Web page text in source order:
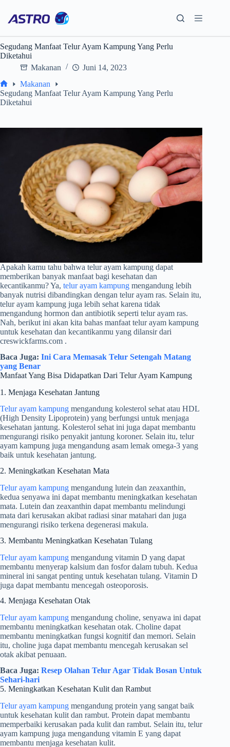
content
Segudang Manfaat Telur Ayam Kampung Yang Perlu
Diketahui
Makanan
Juni 14, 2023
Home
Makanan
Segudang Manfaat Telur Ayam Kampung Yang Perlu
Diketahui
Apakah kamu tahu bahwa telur ayam kampung dapat
memberikan banyak manfaat bagi kesehatan dan
kecantikanmu? Ya, telur ayam kampung mengandung lebih
banyak nutrisi dibandingkan dengan telur ayam ras. Selain itu,
telur ayam kampung juga lebih sehat karena tidak
mengandung hormon dan antibiotik seperti telur ayam ras.
Nah, berikut ini akan kita bahas manfaat telur ayam kampung
untuk kesehatan dan kecantikanmu yang dilansir dari
creswickfarms.com .
Baca Juga: Ini Cara Memasak Telur Setengah Matang
yang Benar
Manfaat Yang Bisa Didapatkan Dari Telur Ayam Kampung
1. Menjaga Kesehatan Jantung
Telur ayam kampung mengandung kolesterol sehat atau HDL
(High Density Lipoprotein) yang berfungsi untuk menjaga
kesehatan jantung. Kolesterol sehat ini juga dapat membantu
mengurangi risiko penyakit jantung koroner. Selain itu, telur
ayam kampung juga mengandung asam lemak omega-3 yang
baik untuk kesehatan jantung.
2. Meningkatkan Kesehatan Mata
Telur ayam kampung mengandung lutein dan zeaxanthin,
kedua senyawa ini dapat membantu meningkatkan kesehatan
mata. Lutein dan zeaxanthin dapat membantu melindungi
mata dari kerusakan akibat radiasi sinar matahari dan juga
mengurangi risiko terkena degenerasi makula.
3. Membantu Meningkatkan Kesehatan Tulang
Telur ayam kampung mengandung vitamin D yang dapat
membantu menyerap kalsium dan fosfor dalam tubuh. Kedua
mineral ini sangat penting untuk kesehatan tulang. Vitamin D
juga dapat membantu mencegah osteoporosis.
4. Menjaga Kesehatan Otak
Telur ayam kampung mengandung choline, senyawa ini dapat
membantu meningkatkan kesehatan otak. Choline dapat
membantu meningkatkan fungsi kognitif dan memori. Selain
itu, choline juga dapat membantu mencegah kerusakan sel
otak akibat penuaan.
Baca Juga: Resep Olahan Telur Agar Tidak Bosan Untuk
Sehari-hari
5. Meningkatkan Kesehatan Kulit dan Rambut
Telur ayam kampung mengandung protein yang sangat baik
untuk kesehatan kulit dan rambut. Protein dapat membantu
memperbaiki kerusakan pada kulit dan rambut. Selain itu, telur
ayam kampung juga mengandung vitamin E yang dapat
membantu menjaga kesehatan kulit.